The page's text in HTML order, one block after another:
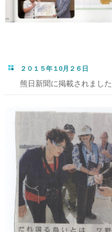
２０１５年１0月２６日
熊日新聞に掲載されました